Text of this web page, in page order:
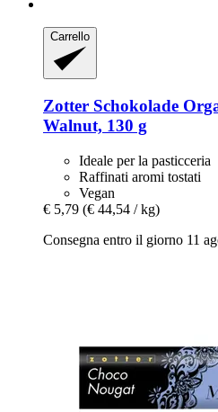
Carrello
Zotter Schokolade
Walnut, 130 g
Ideale per la pasticceria
Raffinati aromi tostati
Vegan
€ 5,79 (€ 44,54 / kg)
Consegna entro il giorno 11